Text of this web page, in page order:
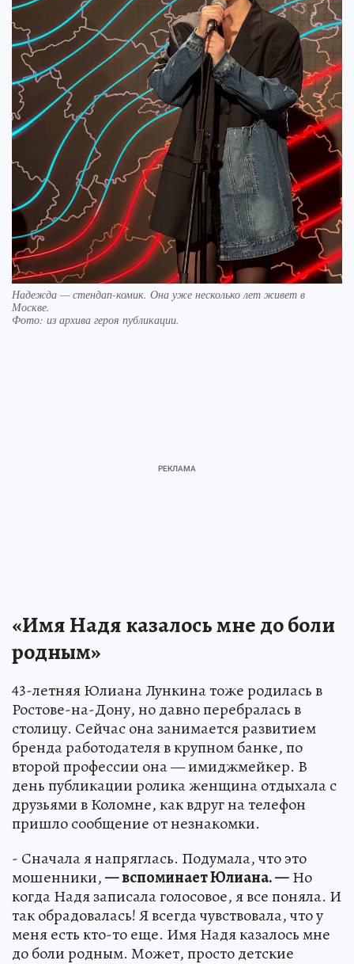
Надежда — стендап-комик. Она уже несколько лет живет в
Москве.
Фото: из архива героя публикации.
«Имя Надя казалось мне до боли
родным»
43-летняя Юлиана Лункина тоже родилась в
Ростове-на-Дону, но давно перебралась в
столицу. Сейчас она занимается развитием
бренда работодателя в крупном банке, по
второй профессии она — имиджмейкер. В
день публикации ролика женщина отдыхала с
друзьями в Коломне, как вдруг на телефон
пришло сообщение от незнакомки.
- Сначала я напряглась. Подумала, что это
мошенники,— вспоминает Юлиана. —Но
когда Надя записала голосовое, я все поняла. И
так обрадовалась! Я всегда чувствовала, что у
меня есть кто-то еще. Имя Надя казалось мне
до боли родным. Может, просто детские